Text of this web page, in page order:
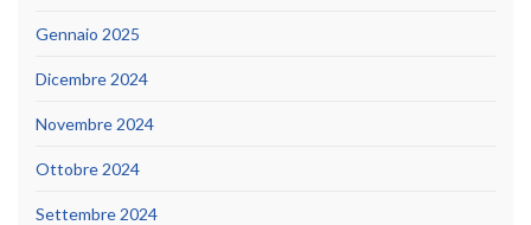
Gennaio 2025
Dicembre 2024
Novembre 2024
Ottobre 2024
Settembre 2024